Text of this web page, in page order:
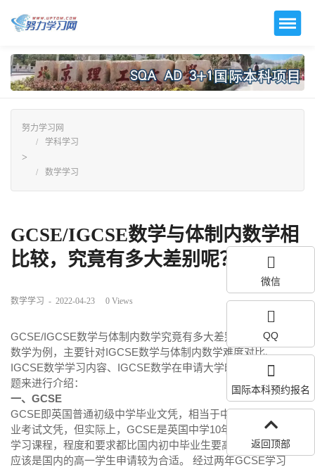
努力学习网
学科学习
>
数学学习
GCSE/IGCSE数学与体制内数学相
比较，究竟有多大差别呢？...
数学学习 - 2022-04-23 0 Views
GCSE/IGCSE数学与体制内数学究竟有多大差别呢？以IGCSE
数学为例，主要针对IGCSE数学与体制内数学难度对比、
IGCSE数学学习内容、IGCSE数学在申请大学时的重要性等问
题来进行介绍：
一、GCSE
GCSE即英国普通初级中学毕业文凭，相当于中国国内的初中毕
业考试文凭，但实际上，GCSE是英国中学10年级和11年级的
学习课程，程度和要求都比国内初中毕业生要高，从理论上说
应该是国内的高一学生申请较为合适。 经过两年GCSE学习
微信
QQ
国际本科预约报名
返回顶部